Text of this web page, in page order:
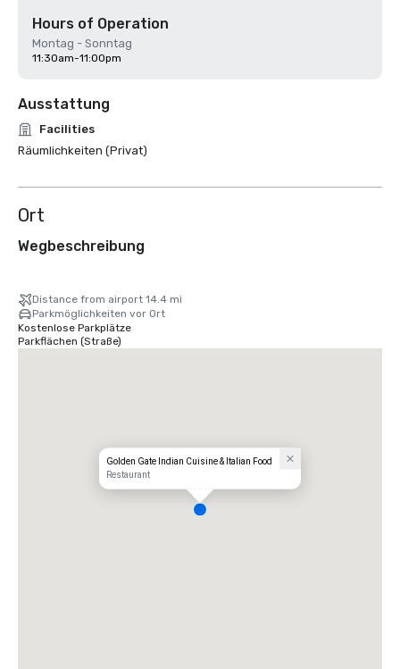
Hours of Operation
Montag - Sonntag
11:30am-11:00pm
Ausstattung
Facilities
Räumlichkeiten (Privat)
Ort
Wegbeschreibung
Distance from airport 14.4 mi
Parkmöglichkeiten vor Ort
Kostenlose Parkplätze
Parkflächen (Straße)
Golden Gate Indian Cuisine & Italian Food
Restaurant